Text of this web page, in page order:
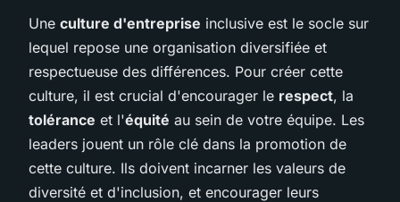
Une culture d'entreprise inclusive est le socle sur
lequel repose une organisation diversifiée et
respectueuse des différences. Pour créer cette
culture, il est crucial d'encourager le respect, la
tolérance et l'équité au sein de votre équipe. Les
leaders jouent un rôle clé dans la promotion de
cette culture. Ils doivent incarner les valeurs de
diversité et d'inclusion, et encourager leurs